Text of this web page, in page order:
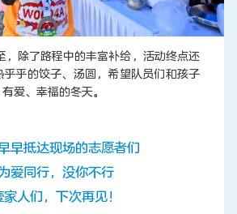
，除了路程中的丰富补给，活动终点还
乎的饺子、汤圆，希望队员们和孩子
爱、幸福的冬天。
早抵达现场的志愿者们
爱同行，没你不行
家人们，下次再见！